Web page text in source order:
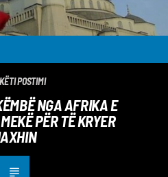
POSTIMI
NGA AFRIKA E
PËR TË KRYER